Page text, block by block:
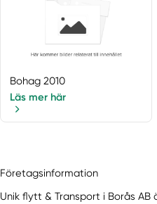
Bohag 2010
Läs mer här
Företagsinformation
Unik flytt & Transport i Borås